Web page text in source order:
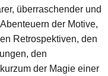
überraschender und
der Motive,
Retrospektiven, den
den
der Magie einer